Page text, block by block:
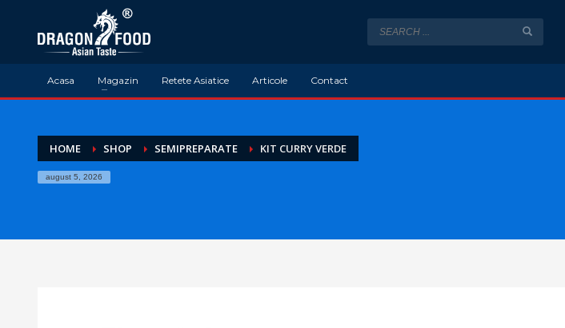
Acasa Magazin Retete Asiatice Articole Contact
HOME SHOP SEMIPREPARATE KIT CURRY VERDE
august 5, 2026